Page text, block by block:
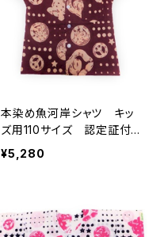
本染め魚河岸シャツ キッ
ズ用110サイズ 認定証付
き 木綿晒 星柄入り豆絞
り えんじ×オフホワイト
ク 職人の仕立てシャツ
てぬぐいシャツ 濱いちシャ
¥5,280